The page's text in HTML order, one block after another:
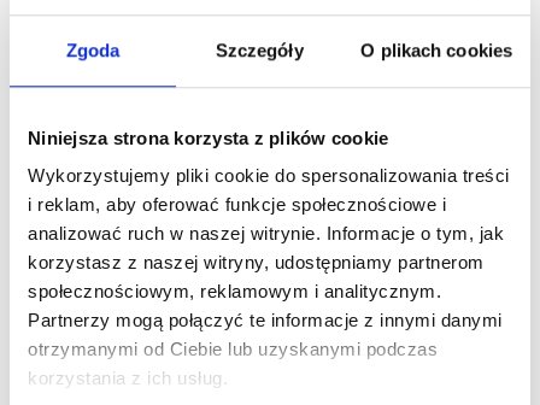
Zgoda Szczegóły O plikach cookies
Niniejsza strona korzysta z plików cookie
Wykorzystujemy pliki cookie do spersonalizowania treści
i reklam, aby oferować funkcje społecznościowe i
analizować ruch w naszej witrynie. Informacje o tym, jak
korzystasz z naszej witryny, udostępniamy partnerom
społecznościowym, reklamowym i analitycznym.
Partnerzy mogą połączyć te informacje z innymi danymi
otrzymanymi od Ciebie lub uzyskanymi podczas
korzystania z ich usług.
Previous
Rezerwujesz
konkretną godzinę
Robimy wszystko, by znaleźć dla
Ciebie dogodny termin wizyty,
którą możesz umówić na